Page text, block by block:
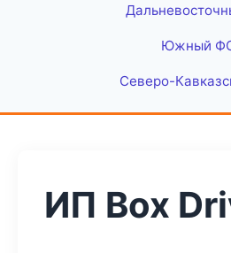
Южный
Северо-
ИП Box